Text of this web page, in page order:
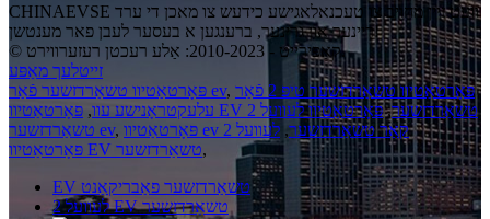
CHINAEVSE וועט זיין מחויב צו טעכנאלאגישע כידעש צו מאכן די ערד
ריינער און גרינער, ברענגען א בעסער לעבן פאר מענטשן!
© קאַפּירייט - 2010-2023: אַלע רעכטן רעזערווירט.
זייטלעך מאַפּע
פּאָרטאַטיוו טשאַרדזשער פֿאַר ev, פּאָרטאַטיוו טשאַרדזשער טיפּ 2 פֿאַר
עלעקטראָנישע עוו, פּאָרטאַטיוו EV טשאַרדזשער,
פּאָרטאַטיוו לעוועל 2
טשאַרדזשער ev, פּאָרטאַטיוו ev קאַר טשאַרדזשער,
לעוועל 2
פּאָרטאַטיוו EV טשאַרדזשער,
EV טשאַרדזשער פאַבריקאַנט
לעוועל 2 EV טשאַרדזשער